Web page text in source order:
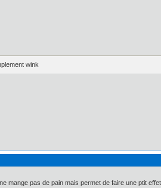
wink
mange pas de pain mais permet de faire une ptit